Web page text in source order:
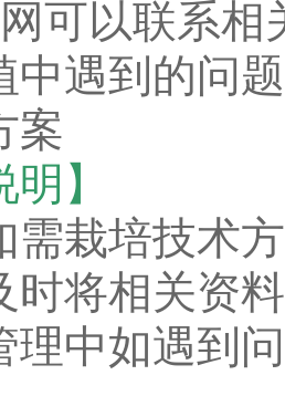
可以联系
中遇到的问
案
明】
需栽培技术
时将相关资
理中如遇到